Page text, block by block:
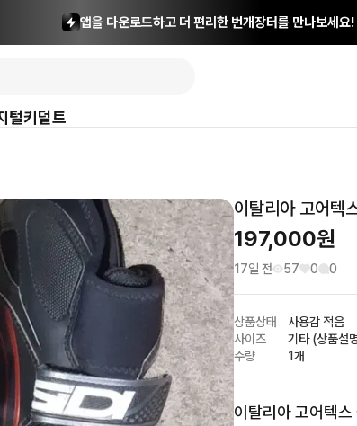
앱을 다운로드하고 더 편리한 번개장터를 만나보세요!
털키덜트
이탈리아 고어텍
197,000원
17일 전 57 0 0
상품상태
사용감 적음
사이즈
기타 (상품설
수량
1개
이탈리아 고어텍